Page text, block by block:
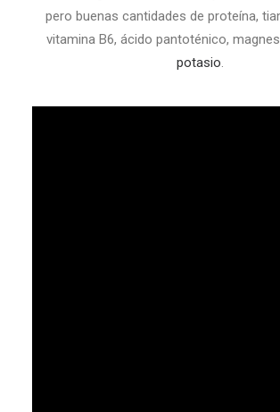
pero buenas cantidades de proteína,
vitamina B6, ácido pantoténico,
potasio.